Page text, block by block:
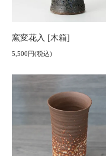
窯変花入 [木箱]
5,500円(税込)